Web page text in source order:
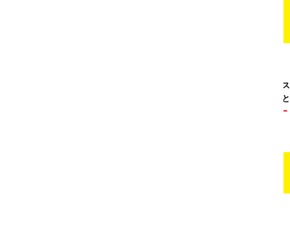
。ガソリンス
タンドや整備工場の既存インフラを活用すること
リー